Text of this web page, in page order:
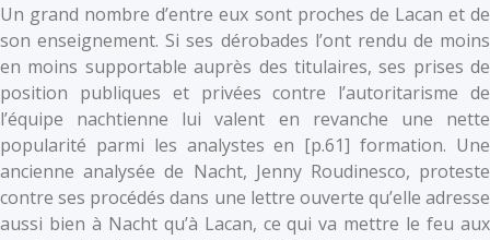
Un grand nombre d’entre eux sont proches de Lacan et de
son enseignement. Si ses dérobades l’ont rendu de moins
en moins supportable auprès des titulaires, ses prises de
position publiques et privées contre l’autoritarisme de
l’équipe nachtienne lui valent en revanche une nette
popularité parmi les analystes en [p.61] formation. Une
ancienne analysée de Nacht, Jenny Roudinesco, proteste
contre ses procédés dans une lettre ouverte qu’elle adresse
aussi bien à Nacht qu’à Lacan, ce qui va mettre le feu aux